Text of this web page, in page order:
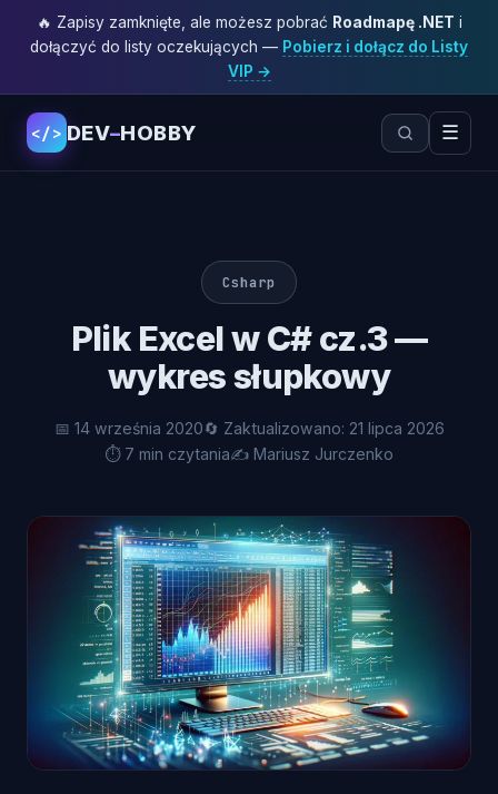
🔥 Zapisy zamknięte, ale możesz pobrać Roadmapę .NET i
dołączyć do listy oczekujących — Pobierz i dołącz do Listy
VIP →
</> DEV–HOBBY ☰
Csharp
Plik Excel w C# cz.3 —
wykres słupkowy
📅 14 września 2020🔄 Zaktualizowano: 21 lipca 2026
⏱ 7 min czytania✍️ Mariusz Jurczenko